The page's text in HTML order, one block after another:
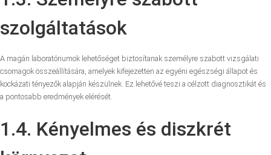
szolgáltatások
A magán laboratóriumok lehetőséget biztosítanak személyre szabott vizsgálati
csomagok összeállítására, amelyek kifejezetten az egyéni egészségi állapot és
kockázati tényezők alapján készülnek. Ez lehetővé teszi a célzott diagnosztikát és
a pontosabb eredmények elérését.
1.4. Kényelmes és diszkrét